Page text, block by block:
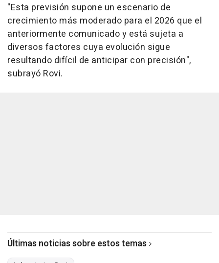
"Esta previsión supone un escenario de
crecimiento más moderado para el 2026 que el
anteriormente comunicado y está sujeta a
diversos factores cuya evolución sigue
resultando difícil de anticipar con precisión",
subrayó Rovi.
Últimas noticias sobre estos temas